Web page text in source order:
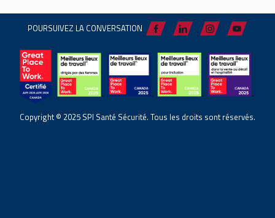
POURSUIVEZ LA CONVERSATION
Copyright © 2025 SPI Santé Sécurité. Tous les droits sont réservés.